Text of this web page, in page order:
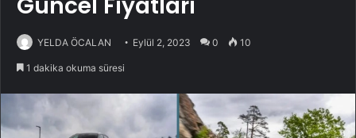
Güncel Fiyatları
YELDA ÖCALAN Eylül 2, 2023 0 10
1 dakika okuma süresi